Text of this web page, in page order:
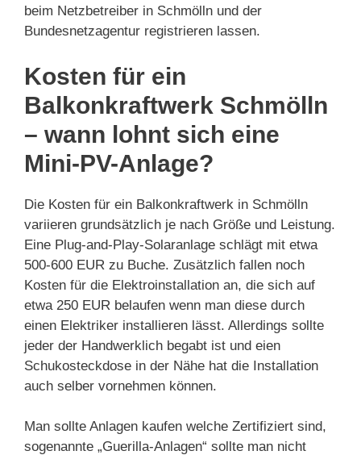
beim Netzbetreiber in Schmölln und der
Bundesnetzagentur registrieren lassen.
Kosten für ein
Balkonkraftwerk Schmölln
– wann lohnt sich eine
Mini-PV-Anlage?
Die Kosten für ein Balkonkraftwerk in Schmölln
variieren grundsätzlich je nach Größe und Leistung.
Eine Plug-and-Play-Solaranlage schlägt mit etwa
500-600 EUR zu Buche. Zusätzlich fallen noch
Kosten für die Elektroinstallation an, die sich auf
etwa 250 EUR belaufen wenn man diese durch
einen Elektriker installieren lässt. Allerdings sollte
jeder der Handwerklich begabt ist und eien
Schukosteckdose in der Nähe hat die Installation
auch selber vornehmen können.
Man sollte Anlagen kaufen welche Zertifiziert sind,
sogenannte „Guerilla-Anlagen“ sollte man nicht